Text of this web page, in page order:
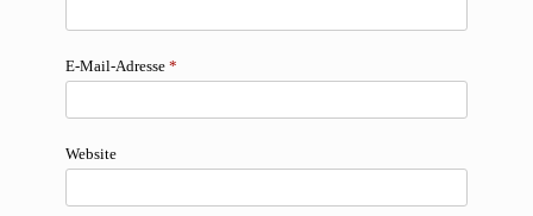
E-Mail-Adresse *
Website